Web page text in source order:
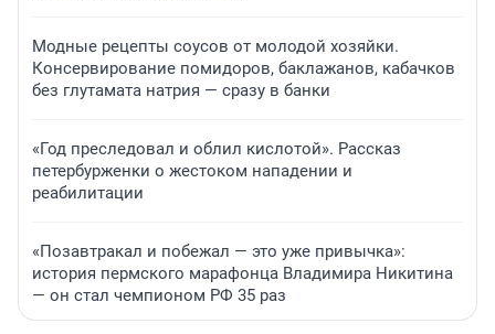
Модные рецепты соусов от молодой хозяйки.
Консервирование помидоров, баклажанов, кабачков
без глутамата натрия — сразу в банки
«Год преследовал и облил кислотой». Рассказ
петербурженки о жестоком нападении и
реабилитации
«Позавтракал и побежал — это уже привычка»:
история пермского марафонца Владимира Никитина
— он стал чемпионом РФ 35 раз